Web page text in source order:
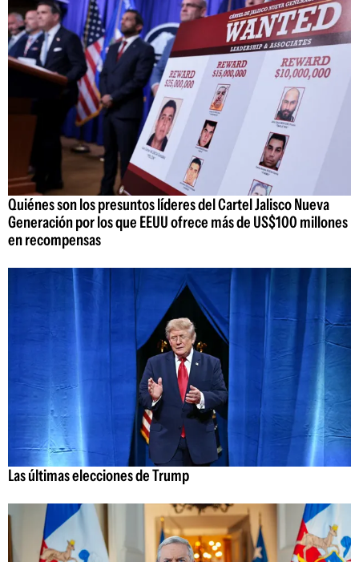
Quiénes son los presuntos líderes del Cartel Jalisco Nueva
Generación por los que EEUU ofrece más de US$100 millones
en recompensas
Las últimas elecciones de Trump